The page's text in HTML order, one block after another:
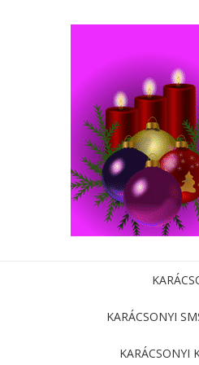
KARÁCSONYI
KARÁCSONYI